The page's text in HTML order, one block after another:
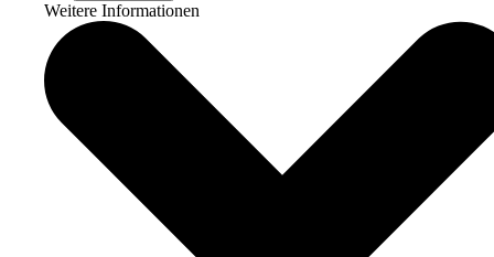
Weitere Informationen